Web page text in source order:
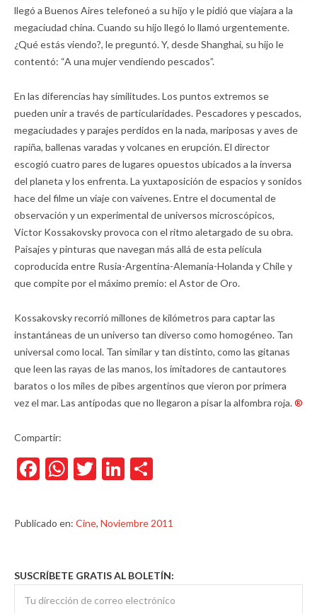
llegó a Buenos Aires telefoneó a su hijo y le pidió que viajara a la
megaciudad china. Cuando su hijo llegó lo llamó urgentemente.
¿Qué estás viendo?, le preguntó. Y, desde Shanghai, su hijo le
contentó: “A una mujer vendiendo pescados”.
En las diferencias hay similitudes. Los puntos extremos se
pueden unir a través de particularidades. Pescadores y pescados,
megaciudades y parajes perdidos en la nada, mariposas y aves de
rapiña, ballenas varadas y volcanes en erupción. El director
escogió cuatro pares de lugares opuestos ubicados a la inversa
del planeta y los enfrenta. La yuxtaposición de espacios y sonidos
hace del filme un viaje con vaivenes. Entre el documental de
observación y un experimental de universos microscópicos,
Victor Kossakovsky provoca con el ritmo aletargado de su obra.
Paisajes y pinturas que navegan más allá de esta película
coproducida entre Rusia-Argentina-Alemania-Holanda y Chile y
que compite por el máximo premio: el Astor de Oro.
Kossakovsky recorrió millones de kilómetros para captar las
instantáneas de un universo tan diverso como homogéneo. Tan
universal como local. Tan similar y tan distinto, como las gitanas
que leen las rayas de las manos, los imitadores de cantautores
baratos o los miles de pibes argentinos que vieron por primera
vez el mar. Las antípodas que no llegaron a pisar la alfombra roja.®
Compartir:
Facebook
WhatsApp
TwitterLinkedIn
Publicado en: Cine, Noviembre 2011
SUSCRÍBETE GRATIS AL BOLETÍN: